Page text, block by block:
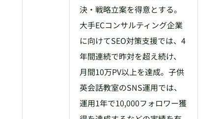
決・戦略立案を得意とする。
大手ECコンサルティング企業
に向けてSEO対策支援では、4
年間連続で昨対を超え続け、
月間10万PV以上を達成。子供
英会話教室のSNS運用では、
運用1年で10,000フォロワー獲